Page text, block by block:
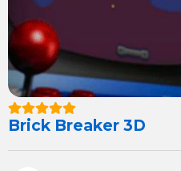
Brick Breaker 3D